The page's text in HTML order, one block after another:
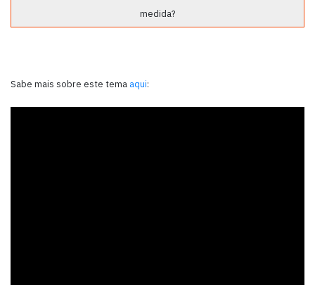
medida?
Sabe mais sobre este tema aqui: